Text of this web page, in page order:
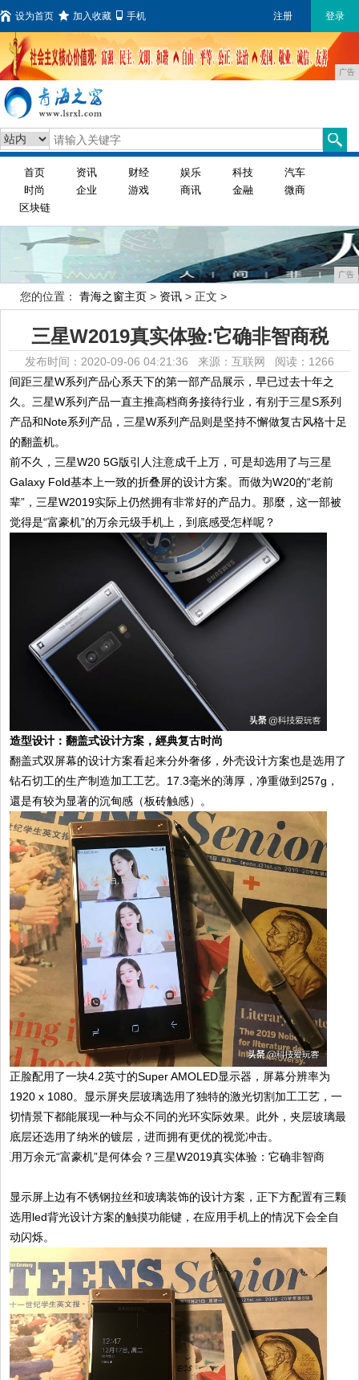
设为首页 加入收藏 手机 注册 登录
广告
首页 资讯 财经 娱乐 科技
汽车
时尚
企业 游戏 商讯 金融
微商
区块链
广告
您的位置： 青海之窗主页 > 资讯 > 正文 >
三星W2019真实体验:它确非智商税
发布时间：2020-09-06 04:21:36 来源：互联网 阅读：1266
间距三星W系列产品心系天下的第一部产品展示，早已过去十年之
久。三星W系列产品一直主推高档商务接待行业，有别于三星S系列
产品和Note系列产品，三星W系列产品则是坚持不懈做复古风格十足
的翻盖机。
前不久，三星W20 5G版引人注意成千上万，可是却选用了与三星
Galaxy Fold基本上一致的折叠屏的设计方案。而做为W20的“老前
辈”，三星W2019实际上仍然拥有非常好的产品力。那麼，这一部被
觉得是“富豪机”的万余元级手机上，到底感受怎样呢？
造型设计：翻盖式设计方案，經典复古时尚
翻盖式双屏幕的设计方案看起来分外奢侈，外壳设计方案也是选用了
钻石切工的生产制造加工工艺。17.3毫米的薄厚，净重做到257g，
還是有较为显著的沉甸感（板砖触感）。
正脸配用了一块4.2英寸的Super AMOLED显示器，屏幕分辨率为
1920 x 1080。显示屏夹层玻璃选用了独特的激光切割加工工艺，一
切情景下都能展现一种与众不同的光环实际效果。此外，夹层玻璃最
底层还选用了纳米的镀层，进而拥有更优的视觉冲击。
显示屏上边有不锈钢拉丝和玻璃装饰的设计方案，正下方配置有三颗
选用led背光设计方案的触摸功能键，在应用手机上的情况下会全自
动闪烁。